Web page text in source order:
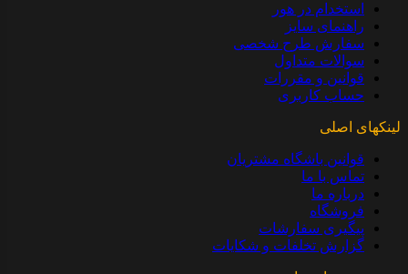
استخدام در هور
راهنمای سایز
سفارش طرح شخصی
سوالات متداول
قوانین و مقررات
حساب کاربری
لینکهای اصلی
قوانین باشگاه مشتریان
تماس با ما
درباره ما
فروشگاه
پیگیری سفارشات
گزارش تخلفات و شکایات